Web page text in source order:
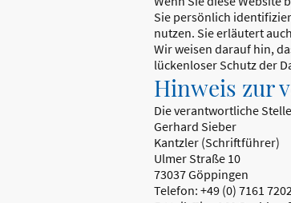
Sie persönlich
nutzen. Sie erläutert
Wir weisen darauf hin,
lückenloser Schutz der
Hinweis zur
Die verantwortliche
Gerhard Sieber
Kantzler (Schriftführer)
Ulmer Straße 10
73037 Göppingen
Telefon: +49 (0) 7161